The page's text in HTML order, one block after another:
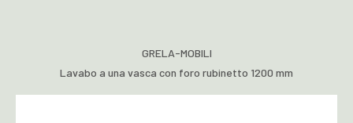
GRELA-MOBILI
Lavabo a una vasca con foro rubinetto 1200 mm